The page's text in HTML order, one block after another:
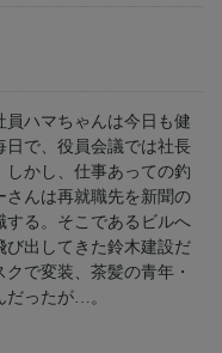
ハマちゃんは今日も健
日で、役員会議では社長
しかし、仕事あっての釣
さんは再就職先を新聞の
する。そこであるビルへ
び出してきた鈴木建設だ
で変装、茶髪の青年・
だったが…。